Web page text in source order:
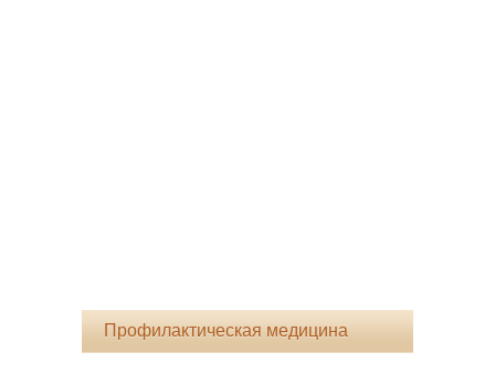
Профилактическая медицина